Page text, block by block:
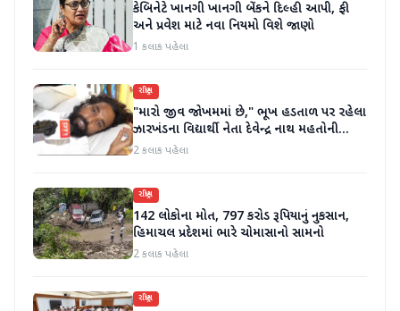
કેબિનેટે ખાનગી ખાનગી બેંકને દિલ્હી આપી, ફી
અને પ્રવેશ માટે નવા નિયમો વિશે જાણો
1 કલાક પહેલા
રાષ્ટ્રીય
"મારો જીવ જોખમમાં છે," ભૂખ હડતાળ પર રહેલા
ઝારખંડના વિદ્યાર્થી નેતા દેવેન્દ્ર નાથ મહતોની
તબિયત ખરાબ
2 કલાક પહેલા
રાષ્ટ્રીય
142 લોકોના મોત, 797 કરોડ રૂપિયાનું નુકસાન,
હિમાચલ પ્રદેશમાં ભારે ચોમાસાનો સામનો
2 કલાક પહેલા
રાષ્ટ્રીય